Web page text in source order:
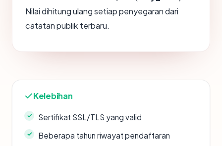
Nilai dihitung ulang setiap penyegaran dari
catatan publik terbaru.
Kelebihan
Sertifikat SSL/TLS yang valid
Beberapa tahun riwayat pendaftaran